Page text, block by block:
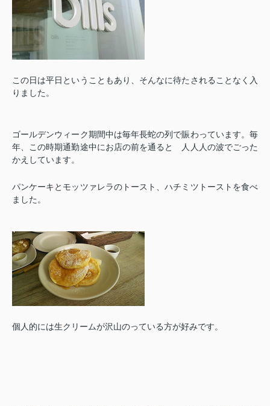
この日は平日ということもあり、そんなに待たされることなく入
りました。
ゴールデンウィーク期間中は毎年長蛇の列で賑わっています。毎
年、この時期通勤途中にお店の前を通ると 人人人の波でごった
かえしています。
パンケーキとモッツァレラのトースト、ハチミツトーストを食べ
ました。
個人的には生クリームが沢山のっている方が好みです。